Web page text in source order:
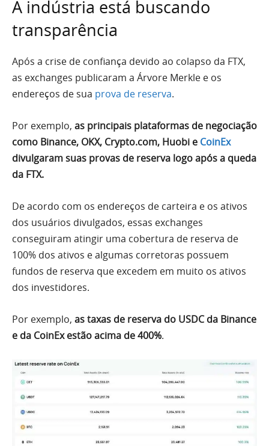
A indústria está buscando
transparência
Após a crise de confiança devido ao colapso da FTX,
as exchanges publicaram a Árvore Merkle e os
endereços de sua prova de reserva.
Por exemplo, as principais plataformas de negociação
como Binance, OKX, Crypto.com, Huobi e CoinEx
divulgaram suas provas de reserva logo após a queda
da FTX.
De acordo com os endereços de carteira e os ativos
dos usuários divulgados, essas exchanges
conseguiram atingir uma cobertura de reserva de
100% dos ativos e algumas corretoras possuem
fundos de reserva que excedem em muito os ativos
dos investidores.
Por exemplo, as taxas de reserva do USDC da Binance
e da CoinEx estão acima de 400%.